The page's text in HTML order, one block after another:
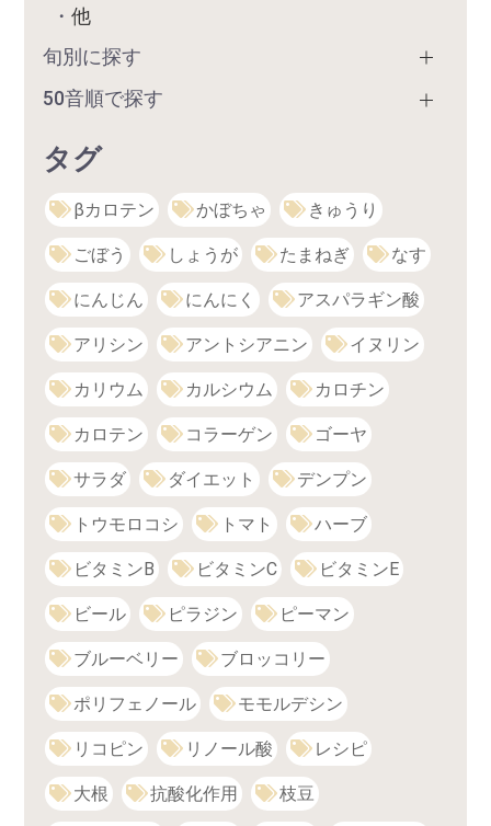
他
旬別に探す
50音順で探す
タグ
βカロテン かぼちゃ きゅうり
ごぼう しょうが たまねぎ なす
にんじん にんにく アスパラギン酸
アリシン アントシアニン イヌリン
カリウム カルシウム カロチン
カロテン コラーゲン ゴーヤ
サラダ ダイエット デンプン
トウモロコシ トマト ハーブ
ビタミンB ビタミンC ビタミンE
ビール ピラジン ピーマン
ブルーベリー ブロッコリー
ポリフェノール モモルデシン
リコピン リノール酸 レシピ
大根 抗酸化作用 枝豆